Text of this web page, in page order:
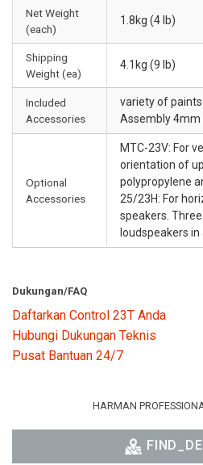
Net Weight
(each)
1.8kg (4 lb)
Shipping
Weight (ea)
4.1kg (9 lb)
Included
Accessories
variety of paints
Assembly 4mm
Optional
Accessories
MTC-23V: For
orientation of
polypropylene
25/23H: For
speakers.
loudspeakers in
Dukungan/FAQ
Daftarkan Control 23T Anda
Hubungi Dukungan Teknis
Pusat Bantuan 24/7
HARMAN